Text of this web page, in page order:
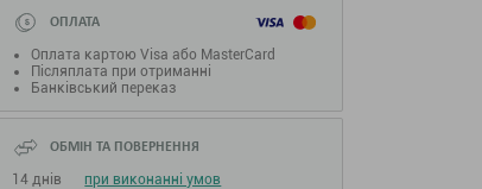
ОПЛАТА
Оплата картою Visa або MasterCard
Післяплата при отриманні
Банківський переказ
ОБМІН ТА ПОВЕРНЕННЯ
14 днів при виконанні умов